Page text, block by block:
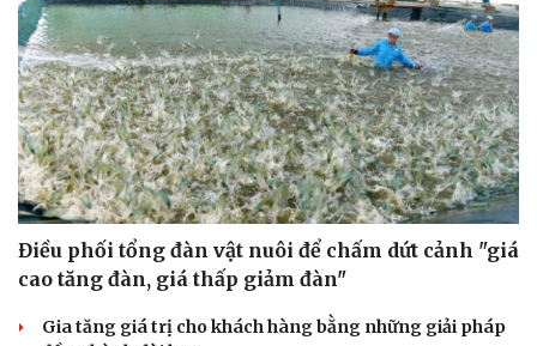
Điều phối tổng đàn vật nuôi để chấm dứt cảnh "giá
cao tăng đàn, giá thấp giảm đàn"
Gia tăng giá trị cho khách hàng bằng những giải pháp